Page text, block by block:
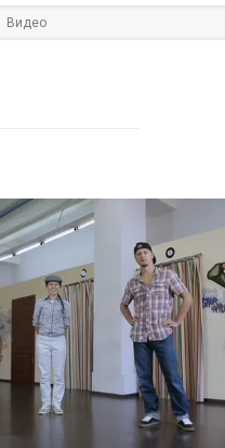
Видео